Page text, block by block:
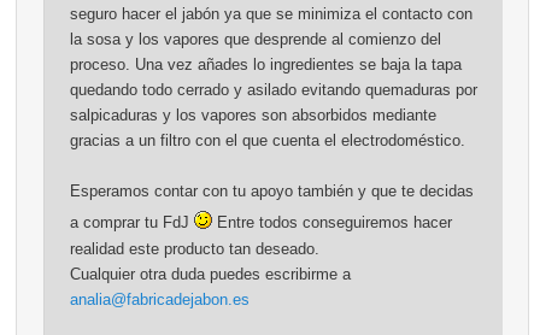
seguro hacer el jabón ya que se minimiza el contacto con
la sosa y los vapores que desprende al comienzo del
proceso. Una vez añades lo ingredientes se baja la tapa
quedando todo cerrado y asilado evitando quemaduras por
salpicaduras y los vapores son absorbidos mediante
gracias a un filtro con el que cuenta el electrodoméstico.
Esperamos contar con tu apoyo también y que te decidas
a comprar tu FdJ
Entre todos conseguiremos hacer
realidad este producto tan deseado.
Cualquier otra duda puedes escribirme a
analia@fabricadejabon.es